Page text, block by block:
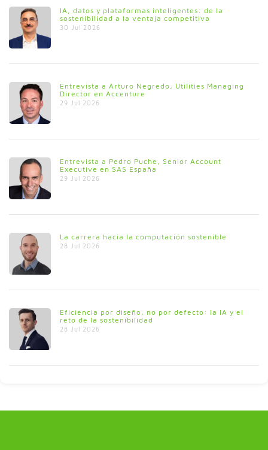
IA, datos y plataformas inteligentes: de la
sostenibilidad a la ventaja competitiva
30 Jul 2026
Entrevista a Arturo Negredo, Utilities Managing
Director en Accenture
29 Jul 2026
Entrevista a Pedro Puche, Senior Account
Executive en SAS España
29 Jul 2026
La carrera hacia la computación sostenible
28 Jul 2026
Eficiencia por diseño, no por defecto: la IA y el
reto de la sostenibilidad
28 Jul 2026